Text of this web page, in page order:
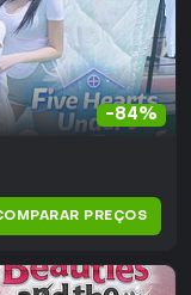
-84%
PREÇOS